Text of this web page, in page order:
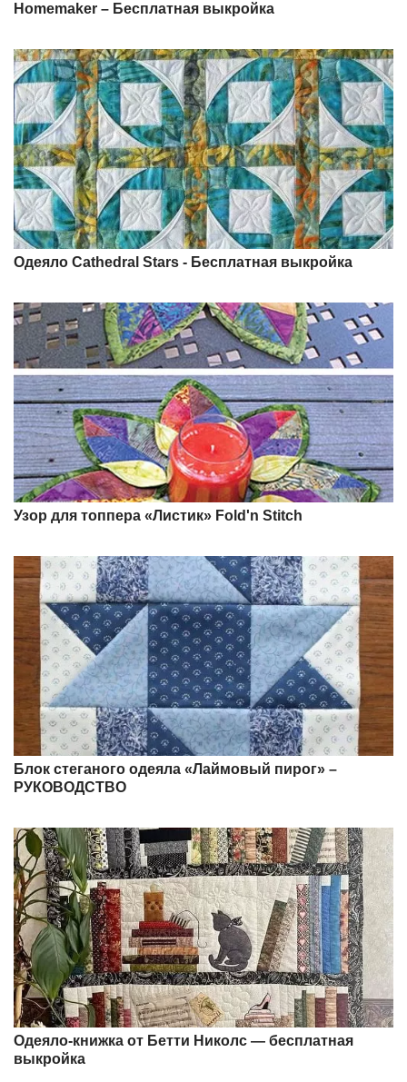
Homemaker – Бесплатная выкройка
Одеяло Cathedral Stars - Бесплатная выкройка
Узор для топпера «Листик» Fold'n Stitch
Блок стеганого одеяла «Лаймовый пирог» –
РУКОВОДСТВО
Одеяло-книжка от Бетти Николс — бесплатная
выкройка